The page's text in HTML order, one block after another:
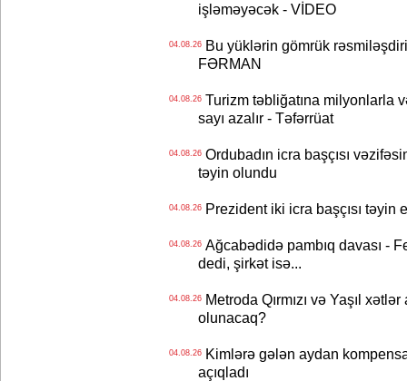
işləməyəcək - VİDEO
04.08.26Bu yüklərin gömrük
FƏRMAN
04.08.26Turizm təbliğatına milyonlarla
sayı azalır - Təfərrüat
04.08.26Ordubadın icra başçısı
təyin olundu
04.08.26Prezident iki icra başçısı təyin
04.08.26Ağcabədidə pambıq davası -
dedi, şirkət isə...
04.08.26Metroda Qırmızı və Yaşıl
olunacaq?
04.08.26Kimlərə gələn aydan
açıqladı